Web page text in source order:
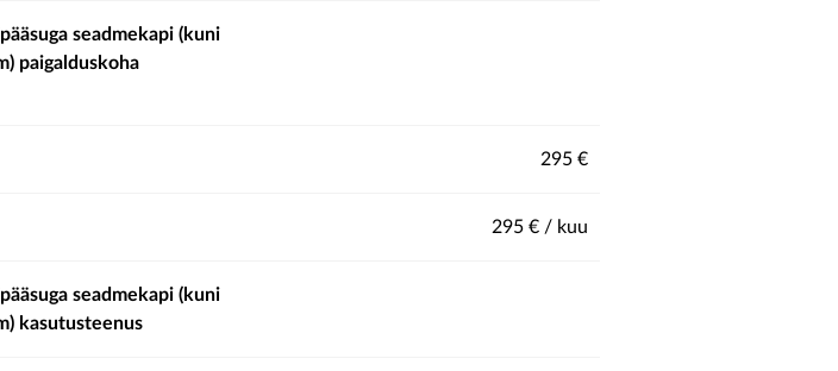
seadmekapi (kuni
paigalduskoha
295 €
295 € / kuu
seadmekapi (kuni
kasutusteenus